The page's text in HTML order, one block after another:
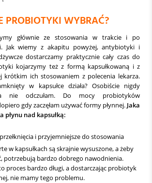
PROBIOTYKI WYBRAĆ?
głównie ze stosowania w trakcie i po
Jak wiemy z akapitu powyżej, antybiotyki i
dostarczamy praktycznie cały czas do
kojarzymy też z formą kapsułkowaną i z
krótkim ich stosowaniem z polecenia lekarza.
w kapsułce działa? Osobiście nigdy
nie odczułam. Do mocy probiotyków
gdy zaczęłam używać formy płynnej. Jaka
płynu nad kapsułką:
i przyjemniejsze do stosowania
w kapsułkach są skrajnie wysuszone, a żeby
potrzebują bardzo dobrego nawodnienia.
proces bardzo długi, a dostarczając probiotyk
nie mamy tego problemu.